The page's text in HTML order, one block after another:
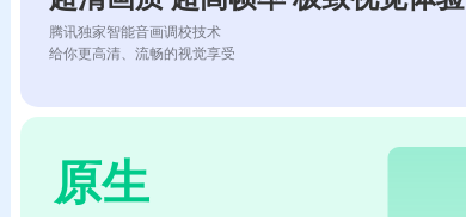
腾讯独家智能音画调校技术
给你更高清、流畅的视觉享受
原生